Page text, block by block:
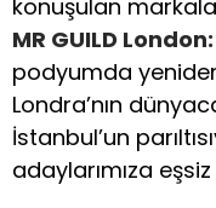
konuşulan
MR GUILD London:
podyumda
Londra’nın
İstanbul’un
adaylarımıza